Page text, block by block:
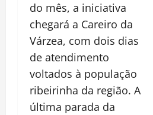
do mês, a iniciativa
chegará a Careiro da
Várzea, com dois dias
de atendimento
voltados à população
ribeirinha da região. A
última parada da